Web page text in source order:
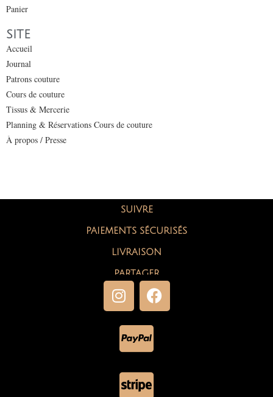
Panier
SITE
Accueil
Journal
Patrons couture
Cours de couture
Tissus & Mercerie
Planning & Réservations Cours de couture
À propos / Presse
SUIVRE
PAIEMENTS SÉCURISÉS
LIVRAISON
PARTAGER